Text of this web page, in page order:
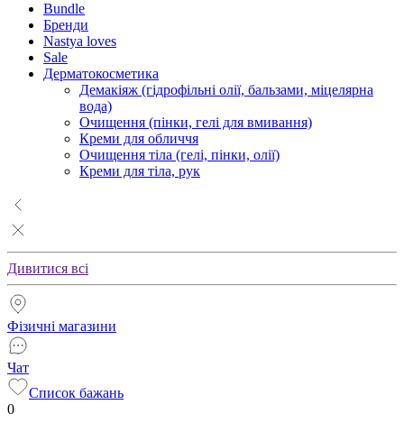
Bundle
Бренди
Nastya loves
Sale
Дерматокосметика
Демакіяж (гідрофільні олії, бальзами, міцелярна
вода)
Очищення (пінки, гелі для вмивання)
Креми для обличчя
Очищення тіла (гелі, пінки, олії)
Креми для тіла, рук
Дивитися всі
Фізичні магазини
Чат
Список бажань
0